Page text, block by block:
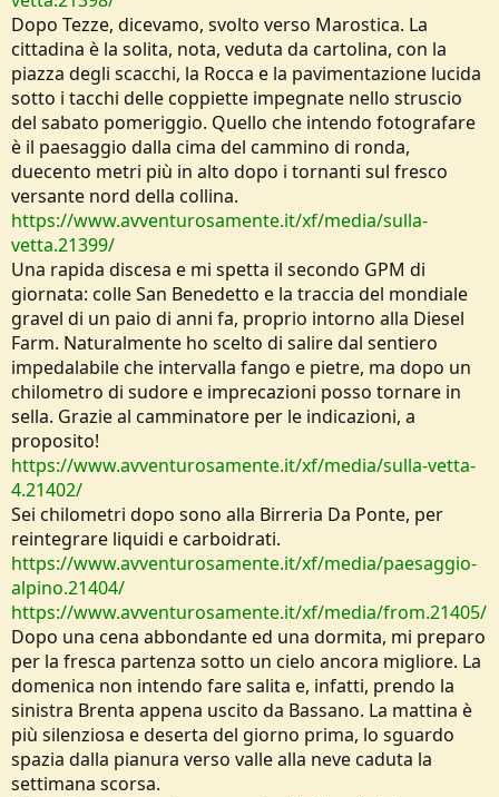
Dopo Tezze, dicevamo, svolto verso Marostica. La
cittadina è la solita, nota, veduta da cartolina, con la
piazza degli scacchi, la Rocca e la pavimentazione lucida
sotto i tacchi delle coppiette impegnate nello struscio
del sabato pomeriggio. Quello che intendo fotografare
è il paesaggio dalla cima del cammino di ronda,
duecento metri più in alto dopo i tornanti sul fresco
versante nord della collina.
https://www.avventurosamente.it/xf/media/sulla-
vetta.21399/
Una rapida discesa e mi spetta il secondo GPM di
giornata: colle San Benedetto e la traccia del mondiale
gravel di un paio di anni fa, proprio intorno alla Diesel
Farm. Naturalmente ho scelto di salire dal sentiero
impedalabile che intervalla fango e pietre, ma dopo un
chilometro di sudore e imprecazioni posso tornare in
sella. Grazie al camminatore per le indicazioni, a
proposito!
https://www.avventurosamente.it/xf/media/sulla-vetta-
4.21402/
Sei chilometri dopo sono alla Birreria Da Ponte, per
reintegrare liquidi e carboidrati.
https://www.avventurosamente.it/xf/media/paesaggio-
alpino.21404/
https://www.avventurosamente.it/xf/media/from.21405/
Dopo una cena abbondante ed una dormita, mi preparo
per la fresca partenza sotto un cielo ancora migliore. La
domenica non intendo fare salita e, infatti, prendo la
sinistra Brenta appena uscito da Bassano. La mattina è
più silenziosa e deserta del giorno prima, lo sguardo
spazia dalla pianura verso valle alla neve caduta la
settimana scorsa.